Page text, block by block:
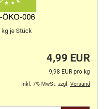
kg je Stück
4,99 EUR
9,98 EUR pro kg
inkl. 7% MwSt. zzgl. Versand